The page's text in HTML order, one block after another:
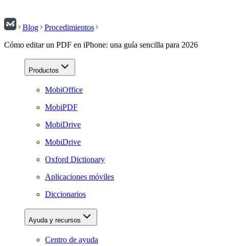
Blog
Procedimientos
Cómo editar un PDF en iPhone: una guía sencilla para 2026
Productos
MobiOffice
MobiPDF
MobiDrive
MobiDrive
Oxford Dictionary
Aplicaciones móviles
Diccionarios
Ayuda y recursos
Centro de ayuda